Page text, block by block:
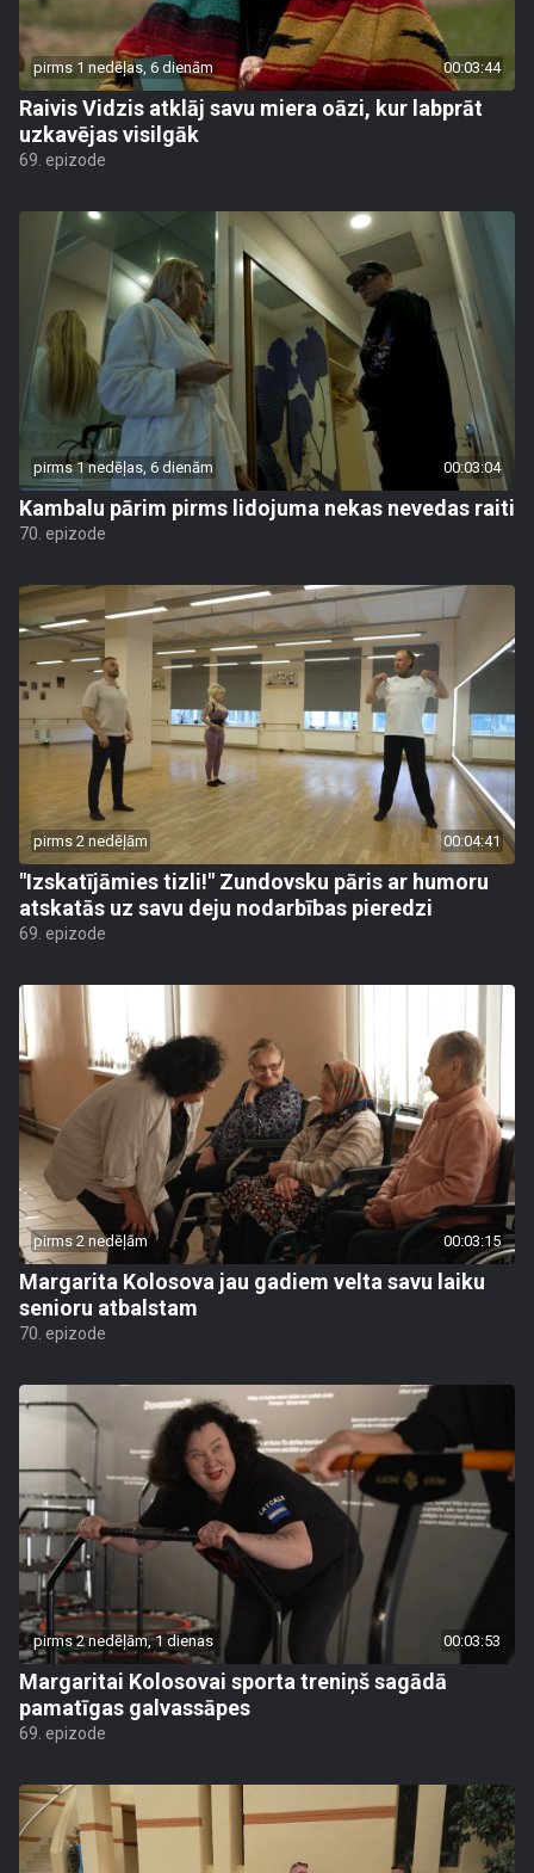
pirms 1 nedēļas, 6 dienām 00:03:44
Raivis Vidzis atklāj savu miera oāzi, kur labprāt
uzkavējas visilgāk
69. epizode
pirms 1 nedēļas, 6 dienām 00:03:04
Kambalu pārim pirms lidojuma nekas nevedas raiti
70. epizode
pirms 2 nedēļām 00:04:41
"Izskatījāmies tizli!" Zundovsku pāris ar humoru
atskatās uz savu deju nodarbības pieredzi
69. epizode
pirms 2 nedēļām 00:03:15
Margarita Kolosova jau gadiem velta savu laiku
senioru atbalstam
70. epizode
pirms 2 nedēļām, 1 dienas 00:03:53
Margaritai Kolosovai sporta treniņš sagādā
pamatīgas galvassāpes
69. epizode